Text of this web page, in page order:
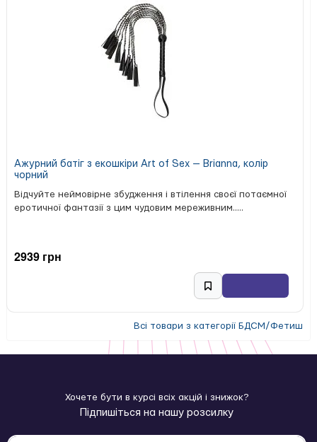
Ажурний батіг з екошкіри Art of Sex — Brianna, колір
чорний
Відчуйте неймовірне збудження і втілення своєї потаємної
еротичної фантазії з цим чудовим мереживним.....
2939 грн
Всі товари з категорії БДСМ/Фетиш
Хочете бути в курсі всіх акцій і знижок?
Підпишіться на нашу розсилку